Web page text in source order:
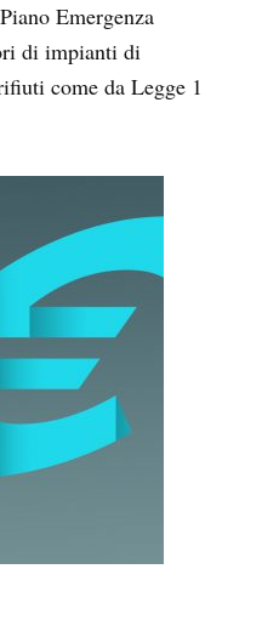
Emergenza
di impianti di
come da Legge 1